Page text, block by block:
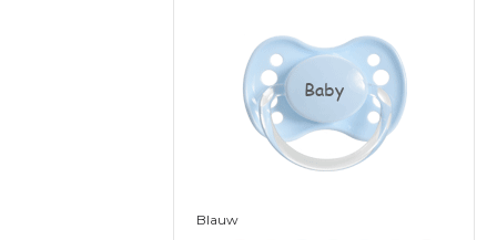
Baby
Blauw